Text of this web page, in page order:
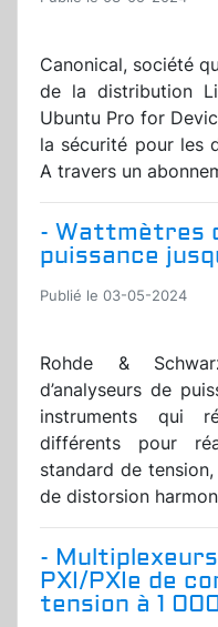
Canonical, société
de la distribution
Ubuntu Pro for
la sécurité pour les
A travers un
- Wattmètres
puissance
Publié le 03-05-2024
Rohde &
d’analyseurs de
instruments qui
différents pour
standard de
de distorsion
-
PXI/PXIe de
tension à 1